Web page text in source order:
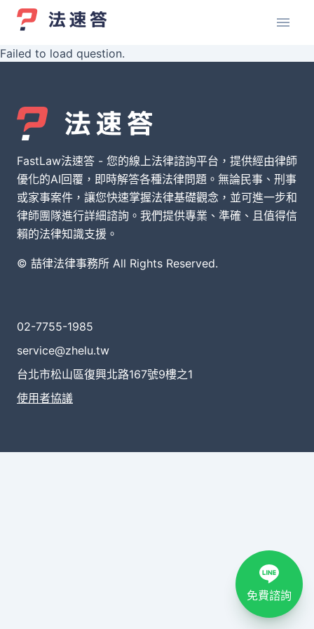
Failed to load question.
FastLaw法速答 - 您的線上法律諮詢平台，提供經由律師
優化的AI回覆，即時解答各種法律問題。無論民事、刑事
或家事案件，讓您快速掌握法律基礎觀念，並可進一步和
律師團隊進行詳細諮詢。我們提供專業、準確、且值得信
賴的法律知識支援。
© 喆律法律事務所 All Rights Reserved.
02-7755-1985
service@zhelu.tw
台北市松山區復興北路167號9樓之1
使用者協議
免費諮詢